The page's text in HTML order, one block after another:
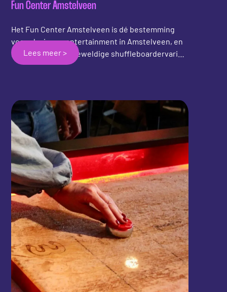
Fun Center Amstelveen
Het Fun Center Amstelveen is dé bestemming
voor plezier en entertainment in Amstelveen, en
biedt nu ook een geweldige shuffleboardervaring
aan! Of je nu een ervaren shuffleboarder bent of
een geweldige tijd. Breng je vrienden, familie of
collega's mee en beleef samen onvergetelijke
momenten.
Lees meer >